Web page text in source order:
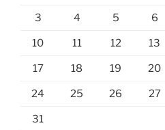
3 4 5 6
10 11 12 13
17 18 19 20
24 25 26 27
31